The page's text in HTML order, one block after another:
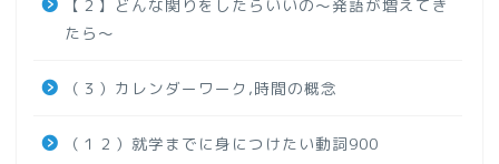
【２】どんな関りをしたらいいの～発語が増えてき
たら～
（３）カレンダーワーク,時間の概念
（１２）就学までに身につけたい動詞900